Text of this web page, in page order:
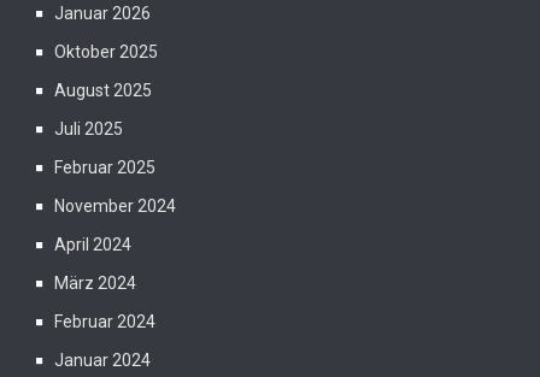
Januar 2026
Oktober 2025
August 2025
Juli 2025
Februar 2025
November 2024
April 2024
März 2024
Februar 2024
Januar 2024